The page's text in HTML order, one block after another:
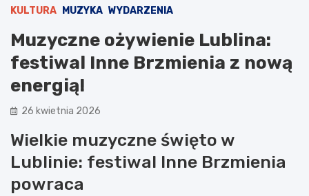
KULTURA MUZYKA WYDARZENIA
Muzyczne ożywienie Lublina:
festiwal Inne Brzmienia z nową
energią!
26 kwietnia 2026
Wielkie muzyczne święto w
Lublinie: festiwal Inne Brzmienia
powraca